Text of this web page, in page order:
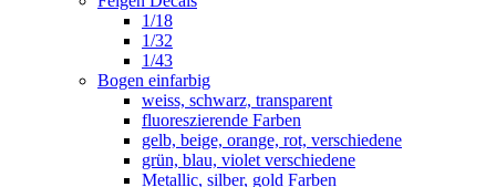
1/18
1/32
1/43
Bogen einfarbig
weiss, schwarz, transparent
fluoreszierende Farben
gelb, beige, orange, rot, verschiedene
grün, blau, violet verschiedene
Metallic, silber, gold Farben